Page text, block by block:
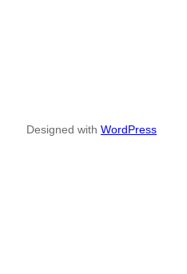
Designed with WordPress